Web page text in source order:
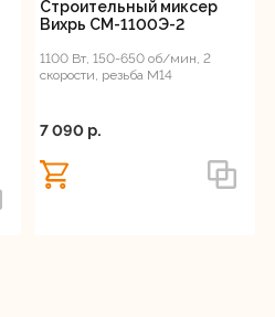
Строительный миксер
Вихрь СМ-1100Э-2
1100 Вт, 150-650 об/мин, 2
скорости, резьба М14
7 090 p.